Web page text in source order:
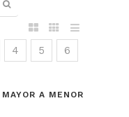
4 5
6
A MENOR